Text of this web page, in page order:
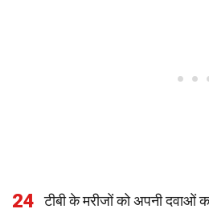
24
टीबी के मरीजों को अपनी दवाओं